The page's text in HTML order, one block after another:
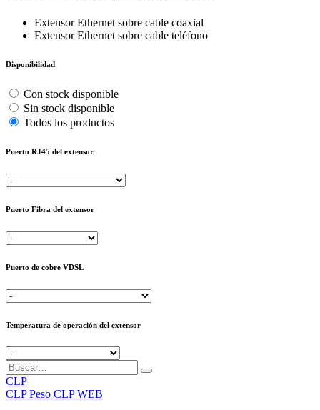
Extensor Ethernet sobre cable coaxial
Extensor Ethernet sobre cable teléfono
Disponibilidad
Con stock disponible
Sin stock disponible
Todos los productos
Puerto RJ45 del extensor
Puerto Fibra del extensor
Puerto de cobre VDSL
Temperatura de operación del extensor
CLP
CLP Peso CLP WEB